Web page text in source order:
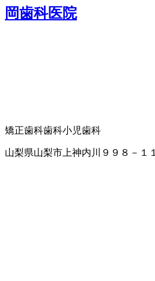
岡歯科医院
矯正歯科歯科小児歯科
山梨県山梨市上神内川９９８－１１